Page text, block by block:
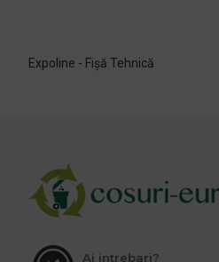
Expoline - Fișă Tehnică
Ai intrebari?